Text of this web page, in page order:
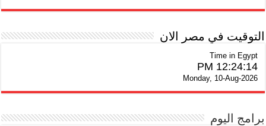
التوقيت في مصر الان
Time in Egypt
12:24:14 PM
Monday, 10-Aug-2026
برامج اليوم